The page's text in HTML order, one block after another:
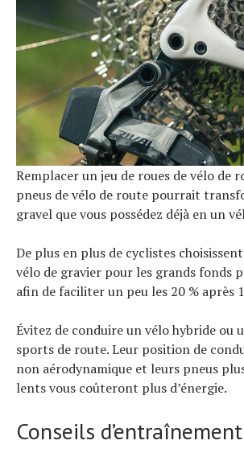
Remplacer un jeu de roues de vélo de
pneus de vélo de route pourrait
gravel que vous possédez déjà en un
De plus en plus de cyclistes
vélo de gravier pour les grands fonds
afin de faciliter un peu les 20 % après
Évitez de conduire un vélo hybride ou
sports de route. Leur position de
non aérodynamique et leurs pneus
lents vous coûteront plus d’énergie.
Conseils